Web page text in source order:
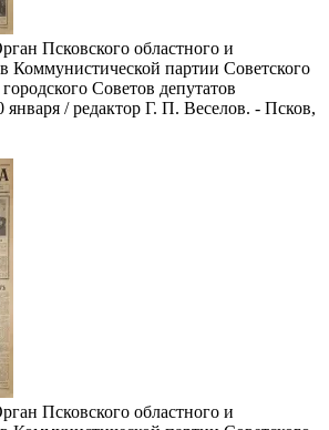
Псковского областного и
Коммунистической партии Советского
Советов депутатов
/ редактор Г. П. Веселов. - Псков,
Псковского областного и